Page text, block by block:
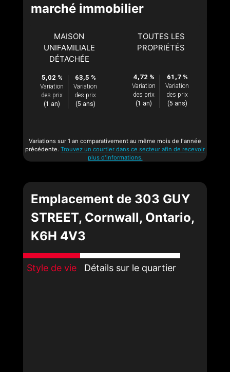
marché immobilier
MAISON
UNIFAMILIALE
DÉTACHÉE
5,02 %
Variation
des prix
(1 an)
63,5 %
Variation
des prix
(5 ans)
TOUTES LES
PROPRIÉTÉS
4,72 %
Variation
des prix
(1 an)
61,7 %
Variation
des prix
(5 ans)
Variations sur 1 an comparativement au même mois de l'année
précédente. Trouvez un courtier dans ce secteur afin de recevoir
plus d'informations.
Emplacement de 303 GUY
STREET, Cornwall, Ontario,
K6H 4V3
Style de vie Détails sur le quartier